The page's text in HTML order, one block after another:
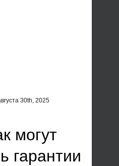
30th, 2025
могут
гарантии